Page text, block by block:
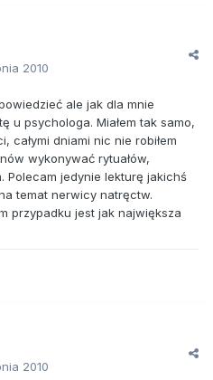
2010
ale jak dla mnie
u psychologa. Miałem tak samo,
całymi dniami nic nie robiłem
wykonywać rytuałów,
Polecam jedynie lekturę jakichś
temat nerwicy natręctw.
przypadku jest jak największa
2010